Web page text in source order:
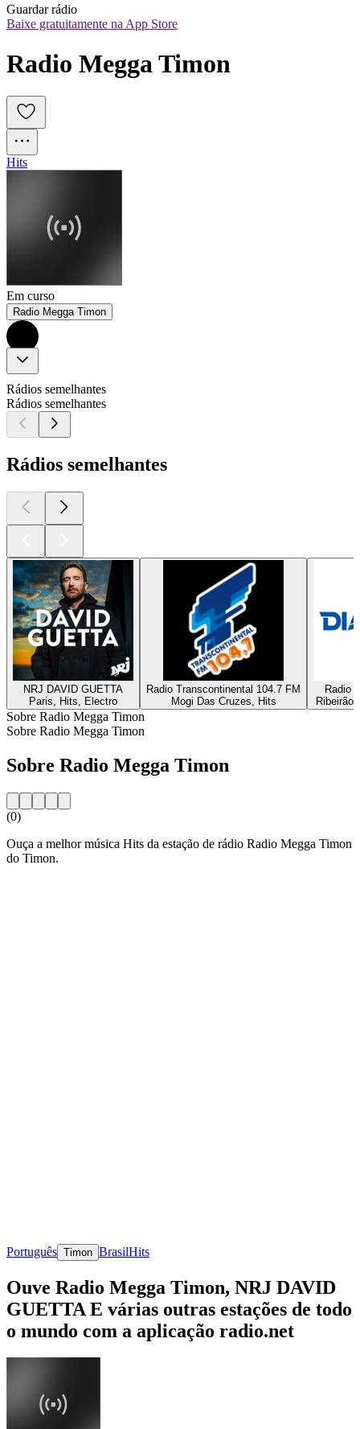
Guardar rádio
Baixe gratuitamente na App Store
Radio Megga Timon
Hits
Em curso
Radio Megga Timon
Rádios semelhantes
Rádios semelhantes
Rádios semelhantes
NRJ DAVID GUETTA
Paris, Hits, Electro
Radio Transcontinental 104.7 FM
Mogi Das Cruzes, Hits
Radio
Ribeirão
Sobre Radio Megga Timon
Sobre Radio Megga Timon
Sobre Radio Megga Timon
(0)
Ouça a melhor música Hits da estação de rádio Radio Megga Timon
do Timon.
Português Timon BrasilHits
Ouve Radio Megga Timon, NRJ DAVID
GUETTA E várias outras estações de todo
o mundo com a aplicação radio.net